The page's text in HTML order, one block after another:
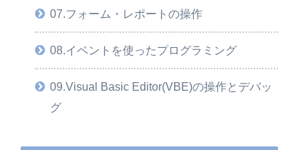
07.フォーム・レポートの操作
08.イベントを使ったプログラミング
09.Visual Basic Editor(VBE)の操作とデバッ
グ